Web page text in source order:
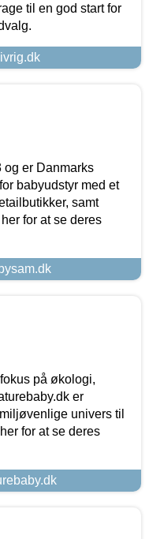
til en god start for
og er Danmarks
babyudstyr med et
samt
for at se deres
på økologi,
er
univers til
for at se deres